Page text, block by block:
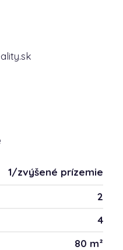
1/zvýšené prízemie
2
4
80 m²